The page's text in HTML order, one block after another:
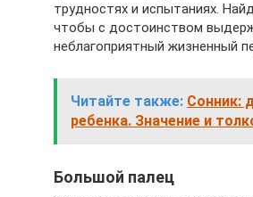
трудностях и испытаниях.
чтобы с достоинством
неблагоприятный жизненный
Читайте также: Сонник:
ребенка. Значение и
Большой палец